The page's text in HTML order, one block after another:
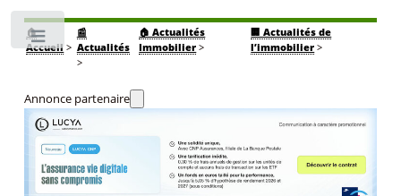
🏠
Accueil>
📰
Actualités
>
🏠 Actualités
Immobilier >
🏢 Actualités de
l’immobilier >
Annonce partenaire
Toggle